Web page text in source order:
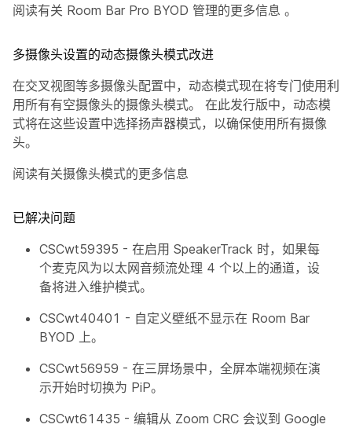
阅读有关 Room Bar Pro BYOD 管理的更多信息 。
多摄像头设置的动态摄像头模式改进
在交叉视图等多摄像头配置中，动态模式现在将专门使用利
用所有有空摄像头的摄像头模式。 在此发行版中，动态模
式将在这些设置中选择扬声器模式，以确保使用所有摄像
头。
阅读有关摄像头模式的更多信息
已解决问题
CSCwt59395 - 在启用 SpeakerTrack 时，如果每
个麦克风为以太网音频流处理 4 个以上的通道，设
备将进入维护模式。
CSCwt40401 - 自定义壁纸不显示在 Room Bar
BYOD 上。
CSCwt56959 - 在三屏场景中，全屏本端视频在演
示开始时切换为 PiP。
CSCwt61435 - 编辑从 Zoom CRC 会议到 Google